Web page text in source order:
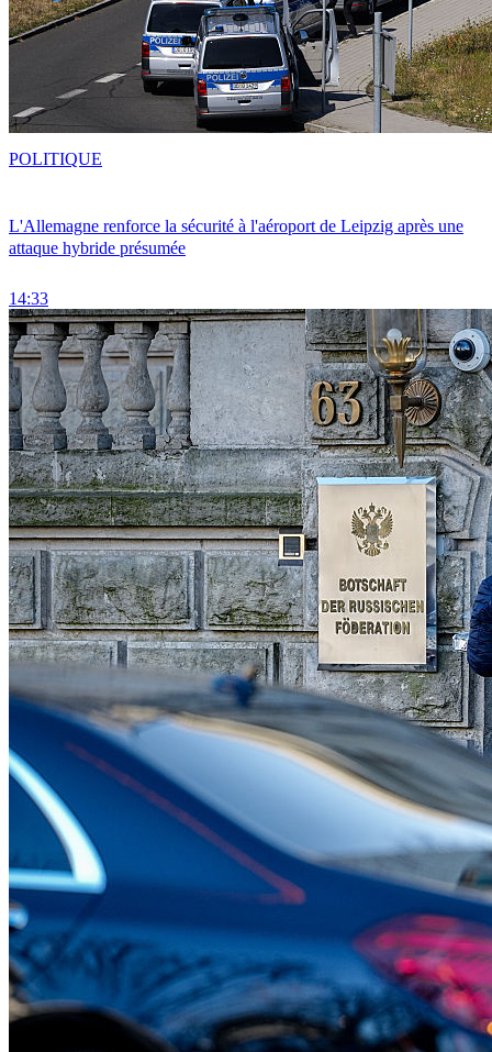
L'Allemagne renforce la sécurité à l'aéroport de Leipzig après une
attaque hybride présumée
14:33
POLITIQUE